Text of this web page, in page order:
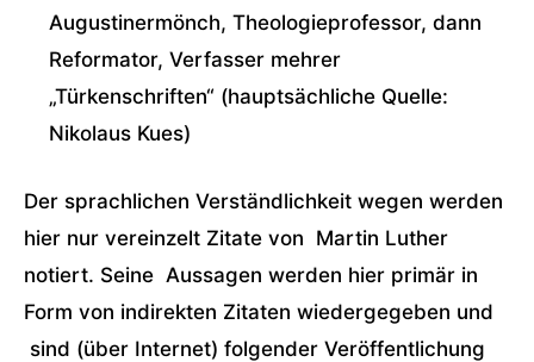
Augustinermönch, Theologieprofessor, dann
Reformator, Verfasser mehrer
„Türkenschriften“ (hauptsächliche Quelle:
Nikolaus Kues)
Der sprachlichen Verständlichkeit wegen werden
hier nur vereinzelt Zitate von Martin Luther
notiert. Seine Aussagen werden hier primär in
Form von indirekten Zitaten wiedergegeben und
sind (über Internet) folgender Veröffentlichung